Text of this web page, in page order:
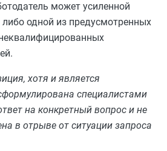
может усиленной
одной из предусмотренных
хотя и является
специалистами
на конкретный вопрос и не
в отрыве от ситуации запроса